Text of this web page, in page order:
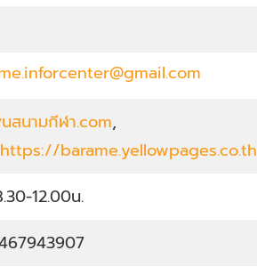
สนามกีฬา.com,
https://barame.yellowpages.co.th
12.00น.